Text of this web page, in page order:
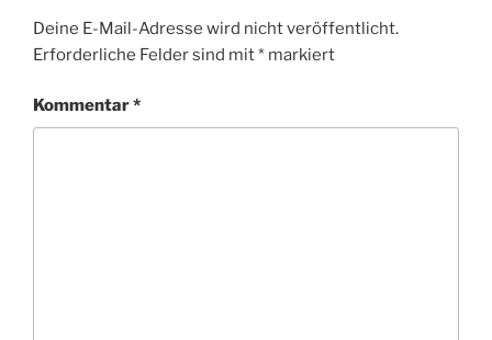
Deine E-Mail-Adresse wird nicht veröffentlicht.
Erforderliche Felder sind mit* markiert
Kommentar*